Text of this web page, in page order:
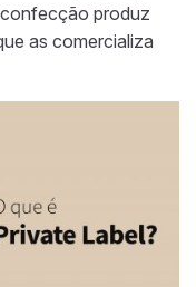
confecção produz
as comercializa